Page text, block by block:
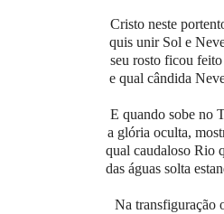
Cristo neste
quis unir Sol e
seu rosto ficou
e qual cândida
E quando sobe no
a glória oculta,
qual caudaloso Rio
das águas solta
Na transfiguração